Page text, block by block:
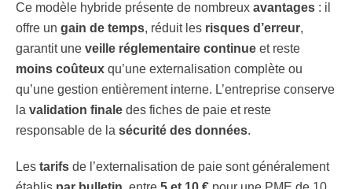
Ce modèle hybride présente de nombreux avantages : il
offre un gain de temps, réduit les risques d’erreur,
garantit une veille réglementaire continue et reste
moins coûteux qu’une externalisation complète ou
qu’une gestion entièrement interne. L’entreprise conserve
la validation finale des fiches de paie et reste
responsable de la sécurité des données.
Les tarifs de l’externalisation de paie sont généralement